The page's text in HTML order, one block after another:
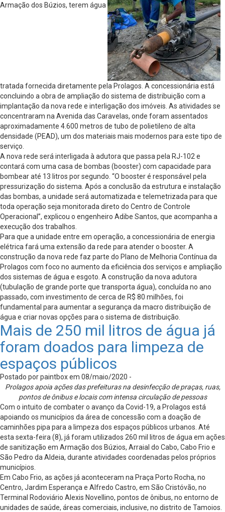
Armação dos Búzios, terem água
tratada fornecida diretamente pela Prolagos. A concessionária está
concluindo a obra de ampliação do sistema de distribuição com a
implantação da nova rede e interligação dos imóveis. As atividades se
concentraram na Avenida das Caravelas, onde foram assentados
aproximadamente 4.600 metros de tubo de polietileno de alta
densidade (PEAD), um dos materiais mais modernos para este tipo de
serviço.
A nova rede será interligada à adutora que passa pela RJ-102 e
contará com uma casa de bombas (booster) com capacidade para
bombear até 13 litros por segundo. “O booster é responsável pela
pressurização do sistema. Após a conclusão da estrutura e instalação
das bombas, a unidade será automatizada e telemetrizada para que
toda operação seja monitorada direto do Centro de Controle
Operacional”, explicou o engenheiro Adibe Santos, que acompanha a
execução dos trabalhos.
Para que a unidade entre em operação, a concessionária de energia
elétrica fará uma extensão da rede para atender o booster. A
construção da nova rede faz parte do Plano de Melhoria Contínua da
Prolagos com foco no aumento da eficiência dos serviços e ampliação
dos sistemas de água e esgoto. A construção da nova adutora
(tubulação de grande porte que transporta água), concluída no ano
passado, com investimento de cerca de R$ 80 milhões, foi
fundamental para aumentar a segurança da macro distribuição de
água e criar novas opções para o sistema de distribuição.
Mais de 250 mil litros de água já
foram doados para limpeza de
espaços públicos
Postado por paintbox em 08/maio/2020 -
Prolagos apoia ações das prefeituras na desinfecção de praças, ruas,
pontos de ônibus e locais com intensa circulação de pessoas
Com o intuito de combater o avanço da Covid-19, a Prolagos está
apoiando os municípios da área de concessão com a doação de
caminhões pipa para a limpeza dos espaços públicos urbanos. Até
esta sexta-feira (8), já foram utilizados 260 mil litros de água em ações
de sanitização em Armação dos Búzios, Arraial do Cabo, Cabo Frio e
São Pedro da Aldeia, durante atividades coordenadas pelos próprios
municípios.
Em Cabo Frio, as ações já aconteceram na Praça Porto Rocha, no
Centro, Jardim Esperança e Alfredo Castro, em São Cristóvão, no
Terminal Rodoviário Alexis Novellino, pontos de ônibus, no entorno de
unidades de saúde, áreas comerciais, inclusive, no distrito de Tamoios.